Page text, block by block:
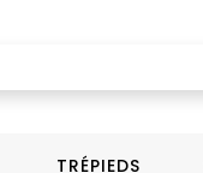
TRÉPIEDS